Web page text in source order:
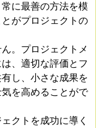
に最善の方法を模
がプロジェクトの
。プロジェクトメ
、適切な評価とフ
し、小さな成果を
を高めることがで
クトを成功に導く